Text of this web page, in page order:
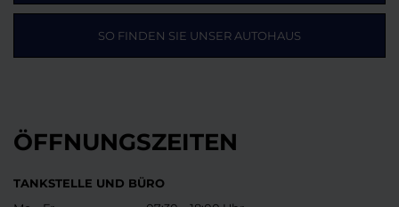
SO FINDEN SIE UNSER AUTOHAUS
ÖFFNUNGSZEITEN
TANKSTELLE UND BÜRO